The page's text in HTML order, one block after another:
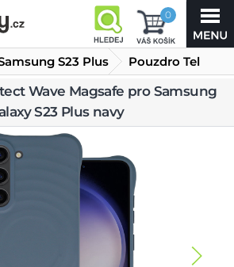
0
S23 Plus
Pouzdro Tel
Protect Wave
Magsafe pro Samsung Galaxy
Wave Magsafe pro Samsung
S23 Plus navy